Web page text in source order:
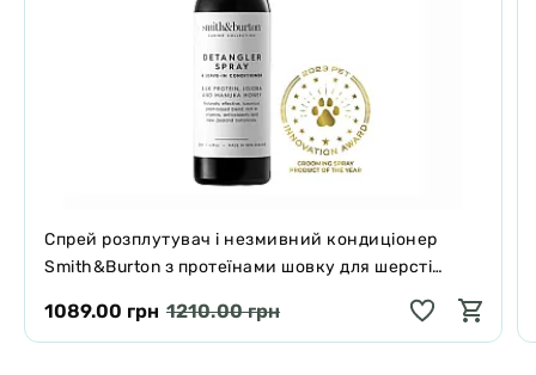
Спрей розплутувач і незмивний кондиціонер
Smith&Burton з протеїнами шовку для шерсті
1089.00 грн 1210.00 грн